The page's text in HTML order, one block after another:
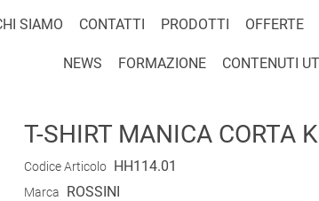
SIAMO CONTATTI PRODOTTI OFFERTE
NEWS FORMAZIONE CONTENUTI
T-SHIRT MANICA CORTA
Codice Articolo HH114.01
Marca ROSSINI